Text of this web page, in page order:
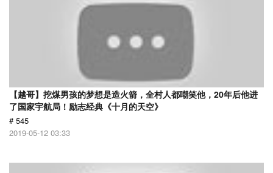
【越哥】挖煤男孩的梦想是造火箭，全村人都嘲笑他，20年后他进
了国家宇航局！励志经典《十月的天空》
# 545
2019-05-12 03:33